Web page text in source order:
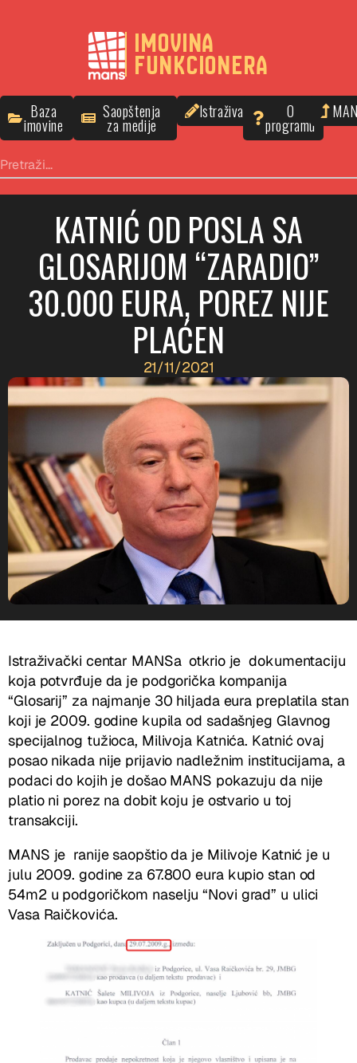
IMOVINA
FUNKCIONERA
Baza
imovine
Saopštenja
za medije
Istraživanja O
programu
KATNIĆ OD POSLA SA
GLOSARIJOM “ZARADIO”
30.000 EURA, POREZ NIJE
PLAĆEN
21/11/2021
Istraživački centar MANSa otkrio je dokumentaciju
koja potvrđuje da je podgorička kompanija
“Glosarij” za najmanje 30 hiljada eura preplatila stan
koji je 2009. godine kupila od sadašnjeg Glavnog
specijalnog tužioca, Milivoja Katnića. Katnić ovaj
posao nikada nije prijavio nadležnim institucijama, a
podaci do kojih je došao MANS pokazuju da nije
platio ni porez na dobit koju je ostvario u toj
transakciji.
MANS je ranije saopštio da je Milivoje Katnić je u
julu 2009. godine za 67.800 eura kupio stan od
54m2 u podgoričkom naselju “Novi grad” u ulici
Vasa Raičkovića.